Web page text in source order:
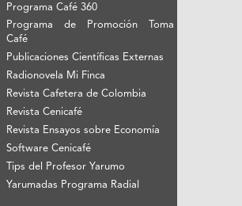
Programa Café 360
Programa de Promoción Toma
Café
Publicaciones Científicas Externas
Radionovela Mi Finca
Revista Cafetera de Colombia
Revista Cenicafé
Revista Ensayos sobre Economía
Software Cenicafé
Tips del Profesor Yarumo
Yarumadas Programa Radial